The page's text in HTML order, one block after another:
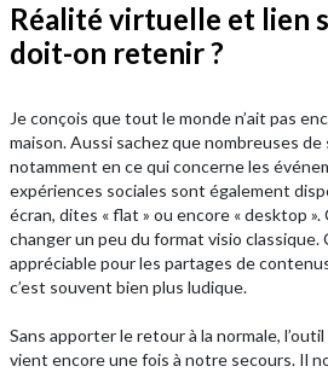
Réalité virtuelle et lien
doit-on retenir ?
Je conçois que tout le monde n’ait pas
maison. Aussi sachez que nombreuses
notamment en ce qui concerne les
expériences sociales sont également
écran, dites « flat » ou encore « desktop
changer un peu du format visio classique.
appréciable pour les partages de
c’est souvent bien plus ludique.
Sans apporter le retour à la normale,
vient encore une fois à notre secours. Il